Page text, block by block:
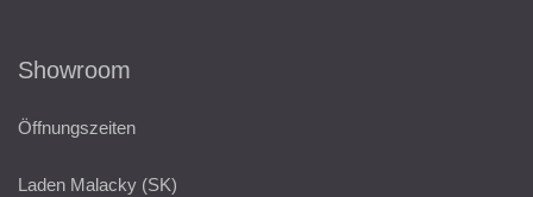
Showroom
Öffnungszeiten
Laden Malacky (SK)